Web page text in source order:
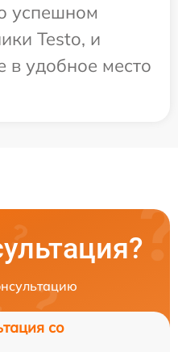
успешном
Testo, и
в удобное место
со